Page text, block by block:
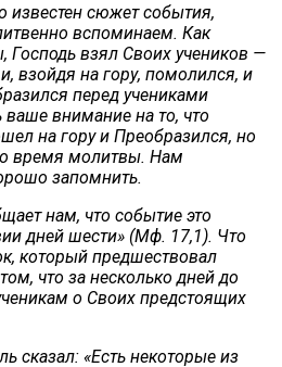
сюжет события,
вспоминаем. Как
Господь взял Своих учеников —
взойдя на гору, помолился, и
перед учениками
внимание на то, что
на гору и Преобразился, но
время молитвы. Нам
запомнить.
нам, что событие это
дней шести» (Мф. 17,1). Что
который предшествовал
что за несколько дней до
о Своих предстоящих
сказал: «Есть некоторые из